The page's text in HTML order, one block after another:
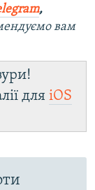
,
вам
для iOS